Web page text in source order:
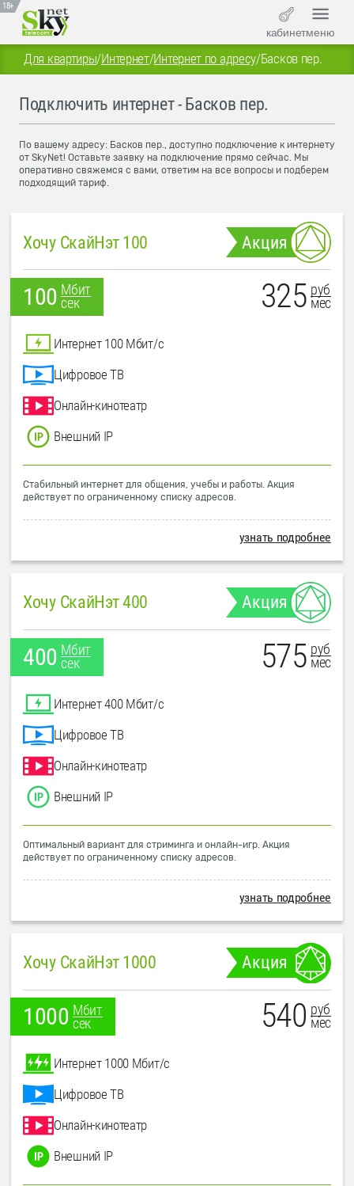
18+
кабинетменю
Для квартиры/Интернет/Интернет по адресу/Басков пер.
Подключить интернет - Басков пер.
По вашему адресу: Басков пер., доступно подключение к интернету
от SkyNet! Оставьте заявку на подключение прямо сейчас. Мы
оперативно свяжемся с вами, ответим на все вопросы и подберем
подходящий тариф.
Хочу СкайНэт 100 Акция
100 Мбит
сек
325 руб
мес
Интернет 100 Мбит/с
Цифровое ТВ
Онлайн-кинотеатр
Внешний IP
Стабильный интернет для общения, учебы и работы. Акция
действует по ограниченному списку адресов.
узнать подробнее
Хочу СкайНэт 400 Акция
400 Мбит
сек
575 руб
мес
Интернет 400 Мбит/с
Цифровое ТВ
Онлайн-кинотеатр
Внешний IP
Оптимальный вариант для стриминга и онлайн-игр. Акция
действует по ограниченному списку адресов.
узнать подробнее
Хочу СкайНэт 1000 Акция
1000 Мбит
сек
540 руб
мес
Интернет 1000 Мбит/с
Цифровое ТВ
Онлайн-кинотеатр
Внешний IP